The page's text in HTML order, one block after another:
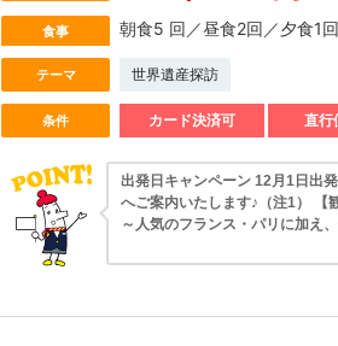
食事 朝食5 回／昼食2回／夕食1回
テーマ 世界遺産探訪
条件 カード決済可 直行
出発日キャンペーン 12月1日出
へご案内いたします♪（注1） 【
～人気のフランス・パリに加え